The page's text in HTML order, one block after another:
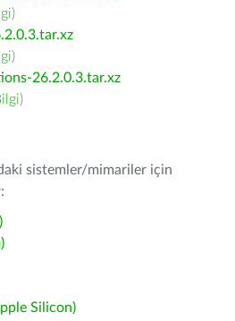
)
)
26.2.0.3.tar.xz
)
sistemler/mimariler için
Silicon)